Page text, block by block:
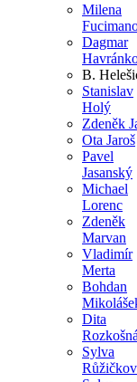
Milena
Dagmar
B.
Stanislav
Holý
Zdeněk
Ota Jaroš
Pavel
Jasanský
Michael
Lorenc
Zdeněk
Marvan
Vladimír
Merta
Bohdan
Dita
Rozkošná
Sylva